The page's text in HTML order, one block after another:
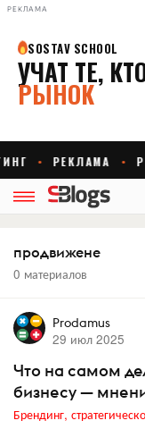
РЕКЛАМА
продвижене
0 материалов
Prodamus
29 июл 2025
Что на самом
бизнесу —
Брендинг,